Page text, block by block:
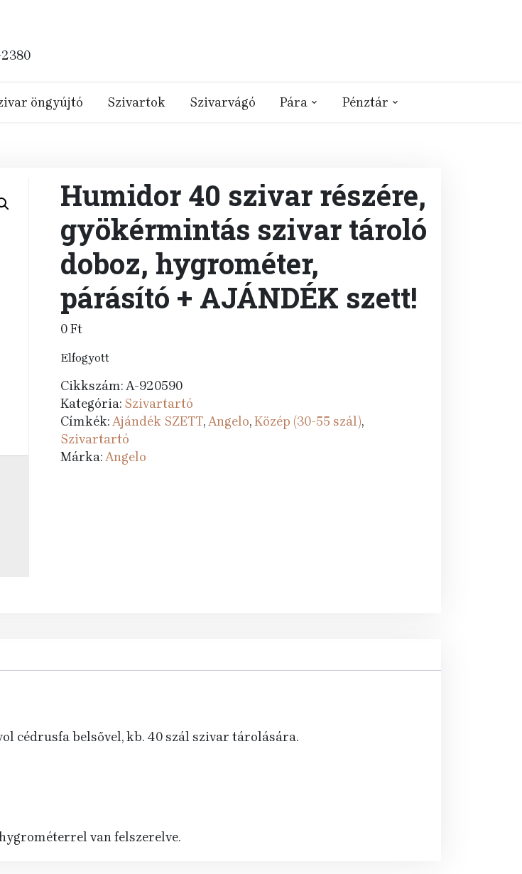
öngyújtó Szivartok Szivarvágó Pára Pénztár
Humidor 40 szivar részére,
gyökérmintás szivar tároló
doboz, hygrométer,
párásító + AJÁNDÉK szett!
0Ft
Elfogyott
Cikkszám:A-920590
Kategória: Szivartartó
Címkék:Ajándék SZETT,Angelo,Közép (30-55 szál),
Szivartartó
Márka:Angelo
cédrusfa belsővel, kb. 40 szál szivar tárolására.
van felszerelve.